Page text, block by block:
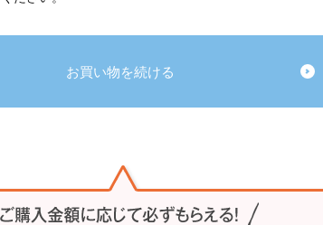
お買い物を続ける